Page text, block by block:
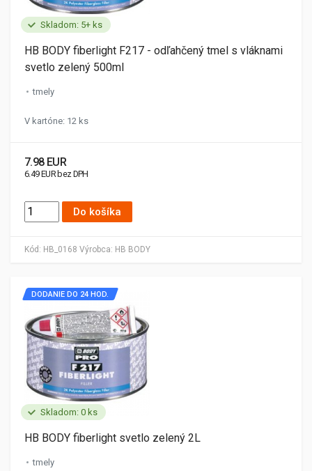
Skladom: 5+ ks
Kód: HB_0168 Výrobca: HB BODY
HB BODY fiberlight F217 - odľahčený tmel s vláknami
svetlo zelený 500ml
tmely
V kartóne: 12 ks
7.98 EUR
6.49 EUR bez DPH
Do košíka
Skladom: 0 ks
DODANIE DO 24 HOD.
HB BODY fiberlight svetlo zelený 2L
tmely